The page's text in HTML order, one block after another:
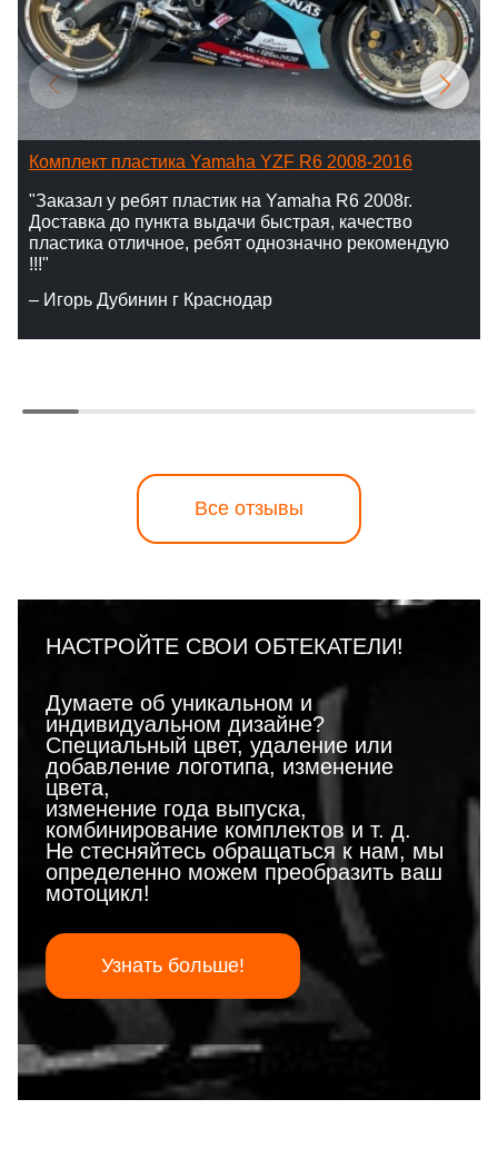
Комплект пластика Yamaha YZF R6 2008-2016
"Заказал у ребят пластик на Yamaha R6 2008г.
Доставка до пункта выдачи быстрая, качество
пластика отличное, ребят однозначно рекомендую
!!!"
– Игорь Дубинин г Краснодар
Все отзывы
НАСТРОЙТЕ СВОИ ОБТЕКАТЕЛИ!
Думаете об уникальном и
индивидуальном дизайне?
Специальный цвет, удаление или
добавление логотипа, изменение
цвета,
изменение года выпуска,
комбинирование комплектов и т. д.
Не стесняйтесь обращаться к нам, мы
определенно можем преобразить ваш
мотоцикл!
Узнать больше!